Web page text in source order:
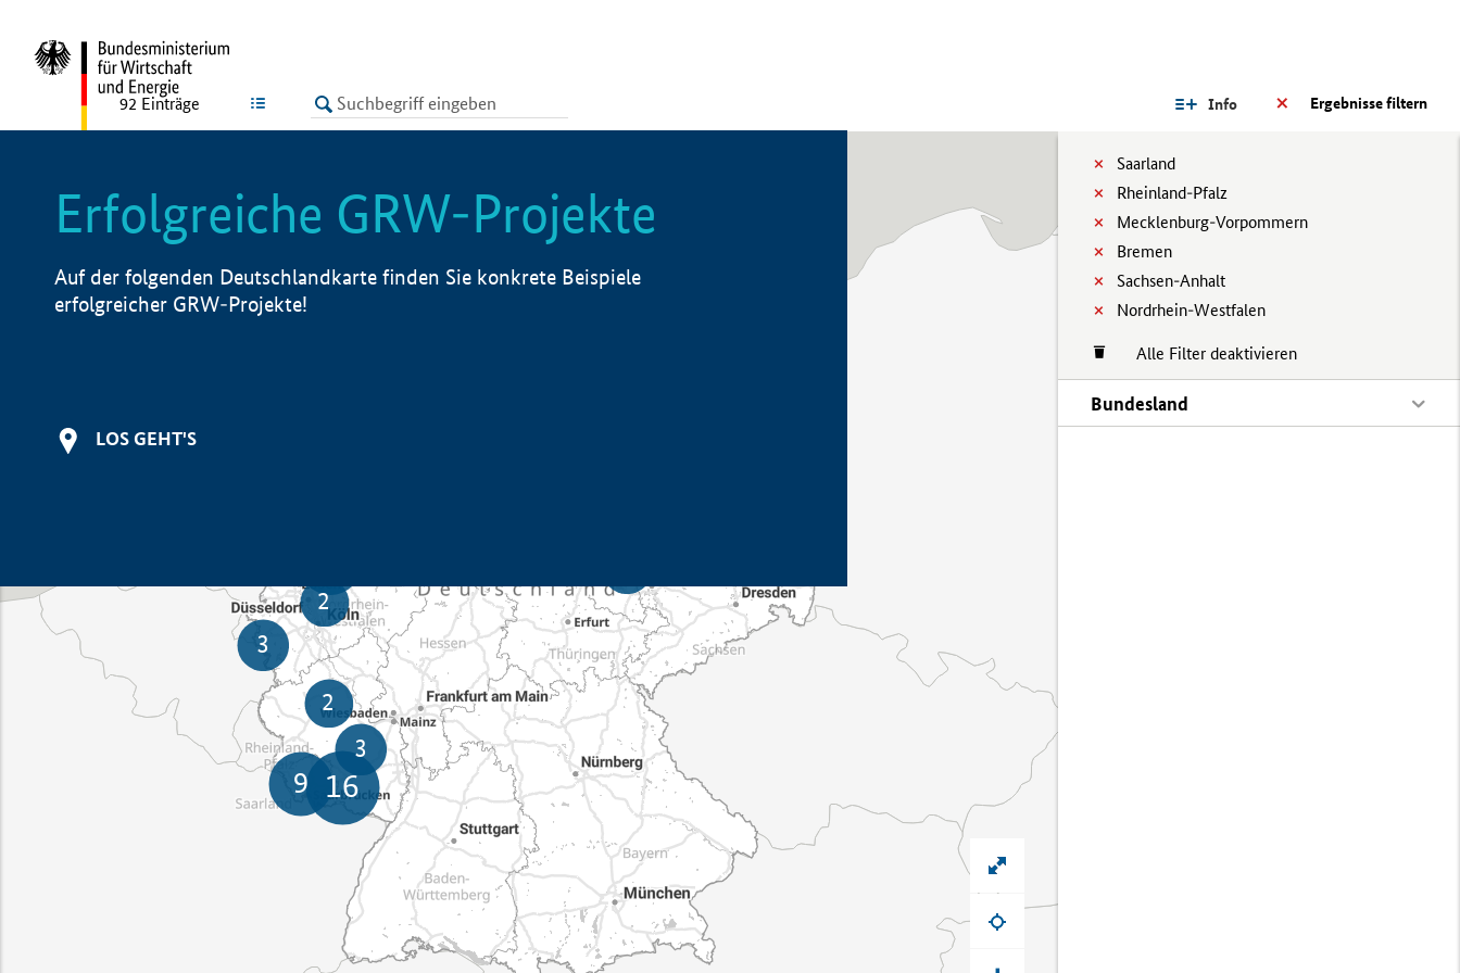
LISTE Ergebnisse filtern
Info
Saarland
Rheinland-Pfalz
Mecklenburg-Vorpommern
Bremen
Sachsen-Anhalt
Nordrhein-Westfalen
Alle Filter deaktivieren
Bundesland
92 Einträge
Erfolgreiche GRW-Projekte
Auf der folgenden Deutschlandkarte finden Sie konkrete Beispiele
erfolgreicher GRW-Projekte!
LOS GEHT'S